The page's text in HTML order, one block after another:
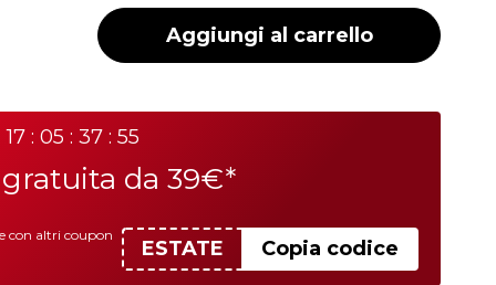
Aggiungi al carrello
17 : 05 : 37 : 55
da 39€*
ESTATE Copia codice
con altri coupon